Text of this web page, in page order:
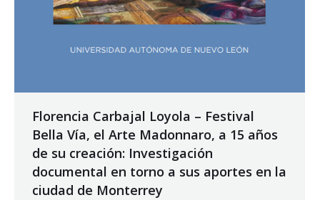
Florencia Carbajal Loyola – Festival
Bella Vía, el Arte Madonnaro, a 15 años
de su creación: Investigación
documental en torno a sus aportes en la
ciudad de Monterrey